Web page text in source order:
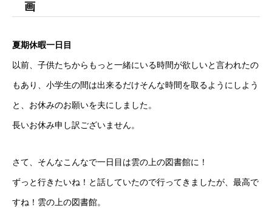
画
夏期休暇一日目
以前、子供たちからもっと一緒にいる時間が欲しいと言われたの
もあり、小学生の間は出来るだけそんな時間を取るようにしよう
と、お休みのお願いを夫にしました。
長いお休み申し訳ございません。
さて、そんなこんなで一日目は雲の上の図書館に！
ずっと行きたいね！と話していたので行ってきましたが、最高で
すね！雲の上の図書館。